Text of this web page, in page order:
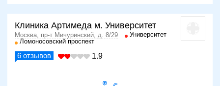
Клиника Артимеда м. Университет
Москва, пр-т Мичуринский, д. 8/29
Университет
Ломоносовский проспект
6 отзывов 1.9